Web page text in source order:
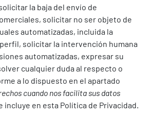
la baja del envío de
solicitar no ser objeto de
automatizadas, incluida la
solicitar la intervención humana
automatizadas, expresar su
cualquier duda al respecto o
a lo dispuesto en el apartado
cuando nos facilita sus datos
incluye en esta Política de Privacidad.